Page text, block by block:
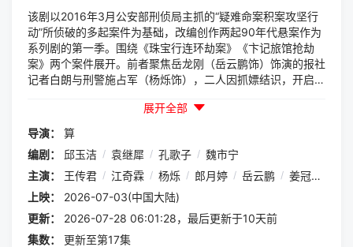
该剧以2016年3月公安部刑侦局主抓的“疑难命案积案攻坚行
动”所侦破的多起案件为基础，改编创作两起90年代悬案作为
系列剧的第一季。围绕《珠宝行连环劫案》《卞记旅馆抢劫
案》两个案件展开。前者聚焦岳龙刚（岳云鹏饰）饰演的报社
记者白朗与刑警施占军（杨烁饰），二人因抓嫖结识，开启警
饰）；后者讲述由黄珏（黄觉饰）饰演的鲁志丰和李感（姜冠
南饰）两代刑警耗费半生，凭借DNA技术锁定真凶刘永坤
（王传君饰）及其同伙。两案均写实还原90年代刑侦风貌，
深挖罪案背后的人性灰度与普通人的命运挣扎。
展开全部
导演：
算
编剧：
邱玉洁 / 袁继犀 / 孔歌子 / 魏市宁
主演：
王传君 / 江奇霖 / 杨烁 / 郎月婷 / 岳云鹏 / 姜冠南
上映：
2026-07-03(中国大陆)
更新：
2026-07-28 06:01:28，最后更新于10天前
集数：
更新至第17集